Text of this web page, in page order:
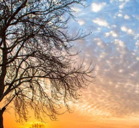
Hoán cải mục vụ để cập nhật Hệ thống
8: Loan báo Tin Mừng tại các thành phố
vụ công ích của gia đình nhân loại ĐỨC GIÁO